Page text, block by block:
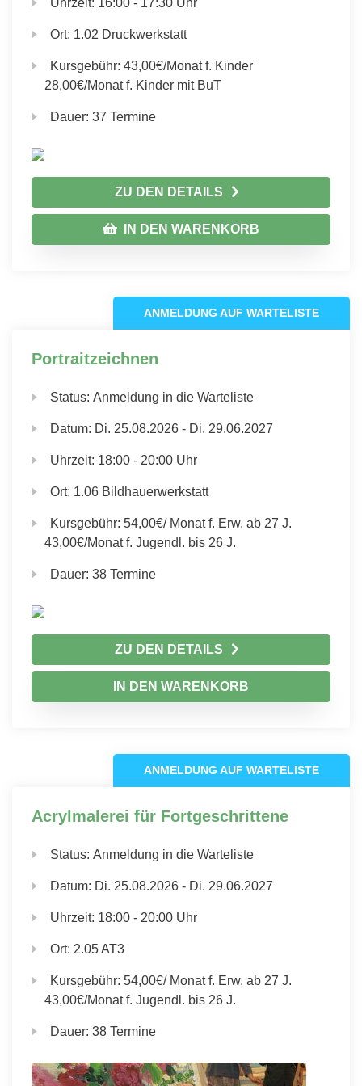
Uhrzeit: 16:00 - 17:30 Uhr
Ort: 1.02 Druckwerkstatt
Kursgebühr:43,00€/Monat f. Kinder
28,00€/Monat f. Kinder mit BuT
Dauer:37 Termine
ZU DEN DETAILS
IN DEN WARENKORB
ANMELDUNG AUF WARTELISTE
Portraitzeichnen
Status:Anmeldung in die Warteliste
Datum: Di. 25.08.2026 - Di. 29.06.2027
Uhrzeit: 18:00 - 20:00 Uhr
Ort: 1.06 Bildhauerwerkstatt
Kursgebühr:54,00€/ Monat f. Erw. ab 27 J.
43,00€/Monat f. Jugendl. bis 26 J.
Dauer:38 Termine
ZU DEN DETAILS
IN DEN WARENKORB
ANMELDUNG AUF WARTELISTE
Acrylmalerei für Fortgeschrittene
Status:Anmeldung in die Warteliste
Datum: Di. 25.08.2026 - Di. 29.06.2027
Uhrzeit: 18:00 - 20:00 Uhr
Ort: 2.05 AT3
Kursgebühr:54,00€/ Monat f. Erw. ab 27 J.
43,00€/Monat f. Jugendl. bis 26 J.
Dauer:38 Termine